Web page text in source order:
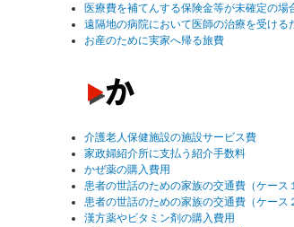
医療費を補てんする保険金等が未確定の場
遠隔地の病院において医師の治療を受ける
お産のために実家へ帰る旅費
介護老人保健施設の施設サービス費
家政婦紹介所に支払う紹介手数料
かぜ薬の購入費用
患者の世話のための家族の交通費（ケース
患者の世話のための家族の交通費（ケース
漢方薬やビタミン剤の購入費用